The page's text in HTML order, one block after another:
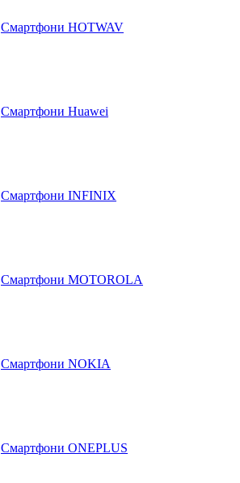
Смартфони HOTWAV
Смартфони Huawei
Смартфони INFINIX
Смартфони MOTOROLA
Смартфони NOKIA
Смартфони ONEPLUS